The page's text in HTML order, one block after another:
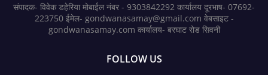
संपादक- विवेक डहेरिया मोबाईल नंबर - 9303842292 कार्यालय दूरभाष- 07692-
223750 ईमेल- gondwanasamay@gmail.com वेबसाइट -
gondwanasamay.com कार्यालय- बरघाट रोड सिवनी
FOLLOW US